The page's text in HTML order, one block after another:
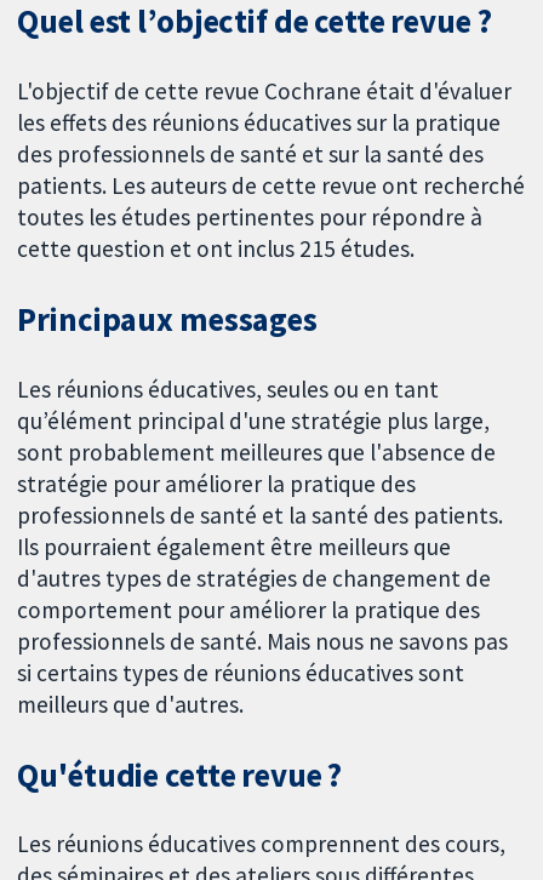
Quel est l’objectif de cette revue ?
L'objectif de cette revue Cochrane était d'évaluer
les effets des réunions éducatives sur la pratique
des professionnels de santé et sur la santé des
patients. Les auteurs de cette revue ont recherché
toutes les études pertinentes pour répondre à
cette question et ont inclus 215 études.
Principaux messages
Les réunions éducatives, seules ou en tant
qu’élément principal d'une stratégie plus large,
sont probablement meilleures que l'absence de
stratégie pour améliorer la pratique des
professionnels de santé et la santé des patients.
Ils pourraient également être meilleurs que
d'autres types de stratégies de changement de
comportement pour améliorer la pratique des
professionnels de santé. Mais nous ne savons pas
si certains types de réunions éducatives sont
meilleurs que d'autres.
Qu'étudie cette revue ?
Les réunions éducatives comprennent des cours,